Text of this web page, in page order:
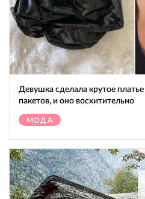
Девушка сделала крутое
пакетов, и оно восхитительно
МОДА